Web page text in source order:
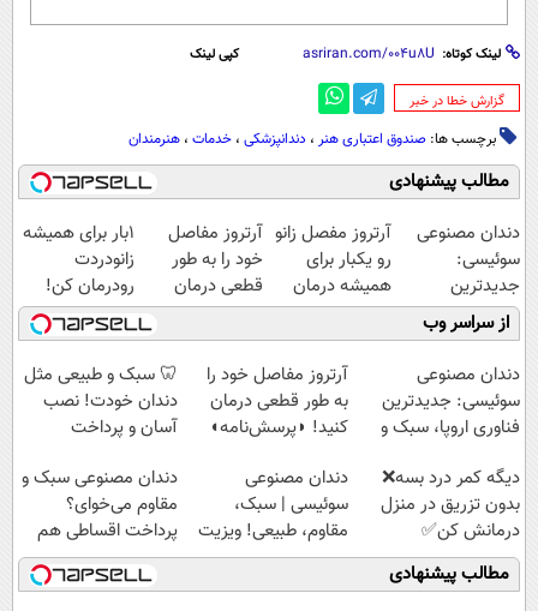
لینک کوتاه: کپی لینک
‌گزارش خطا در خبر
برچسب ها: صندوق اعتباری هنر ، دندانپزشکی ، خدمات ، هنرمندان
مطالب پیشنهادی
دندان مصنوعی
سوئیسی:
جدیدترین
فناوری اروپا،
سبک و مقاوم |
پرداخت قسطی
آرتروز مفصل زانو
رو یکبار برای
همیشه درمان
کن!
◗پرسش‌نامه◖
آرتروز مفاصل
خود را به طور
قطعی درمان
کنید!
◗پرسش‌نامه◖
1بار برای همیشه
زانودردت
رودرمان کن!
(تکنولوژی آلمان)
◂پرسشنامه▸
از سراسر وب
دندان مصنوعی
سوئیسی: جدیدترین
فناوری اروپا، سبک و
قسطی
آرتروز مفاصل خود را
به طور قطعی درمان
کنید! ◗پرسش‌نامه◖
🦷 سبک و طبیعی مثل
دندان خودت! نصب
آسان و پرداخت
دیگه کمر درد بسه❌
بدون تزریق در منزل
درمانش کن✅
◀پرسش‌نامه پر کن▶
دندان مصنوعی
سوئیسی | سبک،
مقاوم، طبیعی! ویزیت
رایگان+پرداخت
اقساطی😍
دندان مصنوعی سبک و
مقاوم می‌خوای؟
پرداخت اقساطی هم
داریم!😍 | 📍تهران
مطالب پیشنهادی